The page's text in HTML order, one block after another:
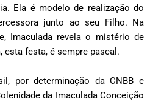
Ela é modelo de realização do
junto ao seu Filho. Na
Imaculada revela o mistério de
esta festa, é sempre pascal.
por determinação da CNBB e
da Imaculada Conceição